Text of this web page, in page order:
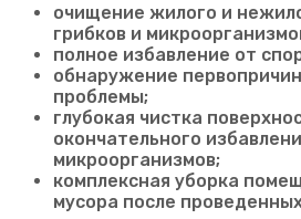
очищение жилого и
грибков и
полное избавление от
обнаружение
проблемы;
глубокая чистка
окончательного
микроорганизмов;
комплексная уборка
мусора после